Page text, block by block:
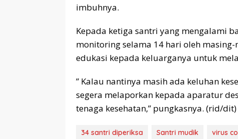
imbuhnya.
Kepada ketiga santri yang mengalami
monitoring selama 14 hari oleh
edukasi kepada keluarganya untuk
” Kalau nantinya masih ada keluhan
segera melaporkan kepada aparatur
tenaga kesehatan,” pungkasnya. (rid/dit)
34 santri diperiksa Santri mudik virus